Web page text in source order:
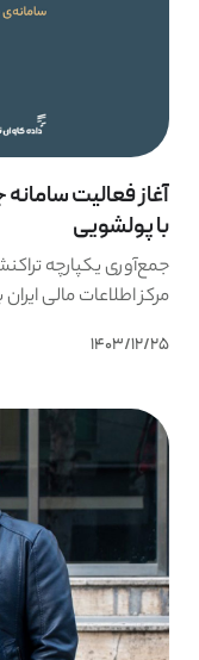
آغاز فعالیت
با پولشویی
جمع‌آوری یکپارچه
مرکز اطلاعات مالی
1403/12/25